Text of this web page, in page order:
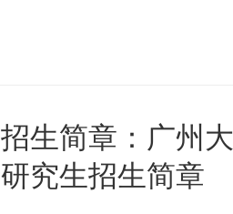
生简章：广州
究生招生简章